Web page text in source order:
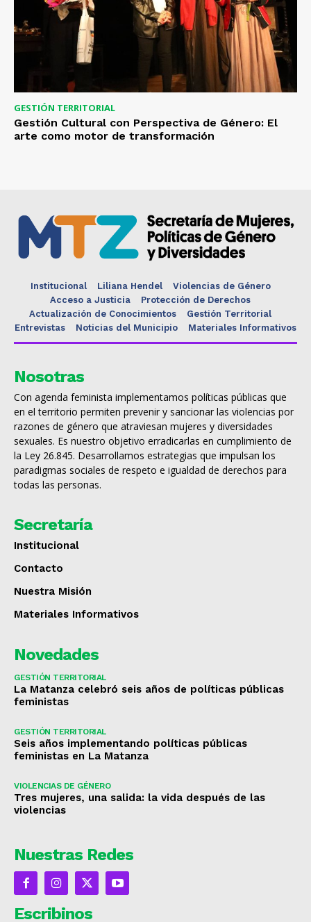
GESTIÓN TERRITORIAL
Gestión Cultural con Perspectiva de Género: El
arte como motor de transformación
Institucional Liliana Hendel
Violencias de Género
Acceso a Justicia
Protección de Derechos
Actualización de Conocimientos
Gestión Territorial
Entrevistas
Noticias del Municipio Materiales Informativos
Nosotras
Con agenda feminista implementamos políticas públicas que
en el territorio permiten prevenir y sancionar las violencias por
razones de género que atraviesan mujeres y diversidades
sexuales. Es nuestro objetivo erradicarlas en cumplimiento de
la Ley 26.845. Desarrollamos estrategias que impulsan los
paradigmas sociales de respeto e igualdad de derechos para
todas las personas.
Secretaría
Institucional
Contacto
Nuestra Misión
Materiales Informativos
Novedades
GESTIÓN TERRITORIAL
La Matanza celebró seis años de políticas públicas
feministas
GESTIÓN TERRITORIAL
Seis años implementando políticas públicas
feministas en La Matanza
VIOLENCIAS DE GÉNERO
Tres mujeres, una salida: la vida después de las
violencias
Nuestras Redes
Escribinos